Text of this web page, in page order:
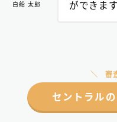
白船 太郎
ができます
審
セントラル